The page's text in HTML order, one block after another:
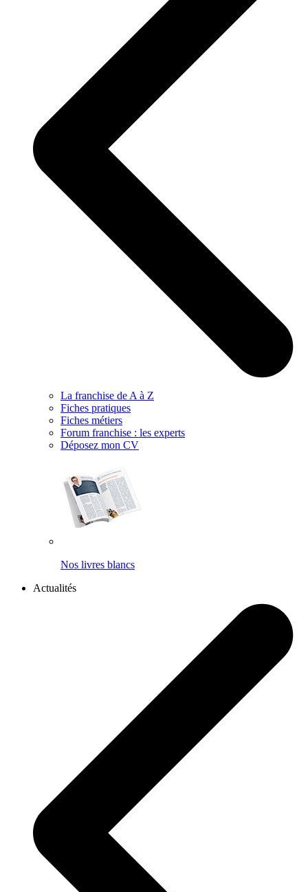
La franchise de A à Z
Fiches pratiques
Fiches métiers
Forum franchise : les experts
Déposez mon CV
Nos livres blancs
Actualités